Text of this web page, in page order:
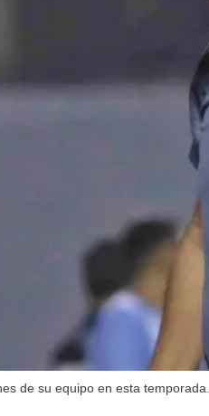
de su equipo en esta temporada.